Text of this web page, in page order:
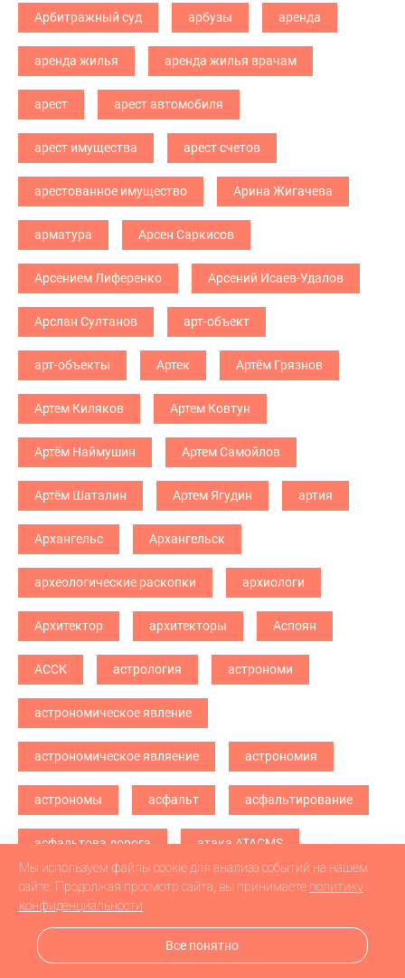
Арбитражный суд арбузы аренда
аренда жилья аренда жилья врачам
арест арест автомобиля
арест имущества арест счетов
арестованное имущество Арина Жигачева
арматура Арсен Саркисов
Арсением Лиференко Арсений Исаев-Удалов
Арслан Султанов арт-объект
арт-объекты Артек Артём Грязнов
Артем Киляков Артем Ковтун
Артём Наймушин Артем Самойлов
Артём Шаталин Артем Ягудин артия
Архангельс Архангельск
археологические раскопки архиологи
Архитектор архитекторы Аспоян
АССК астрология астрономи
астрономическое явление
астрономическое являение астрономия
астрономы асфальт асфальтирование
асфальтова дорога атака ATACMS
атака БПЛА атака дронв атака дронов
атака дронов БПЛА атака дронов\
Мы используем файлы cookie для анализа событий на нашем
сайте. Продолжая просмотр сайта, вы принимаете политику
конфиденциальности
Все понятно